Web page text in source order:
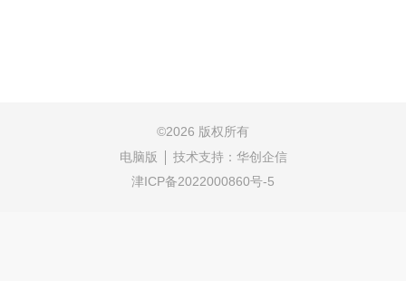
©2026 版权所有
电脑版
技术支持： 华创企信
津ICP备2022000860号-5